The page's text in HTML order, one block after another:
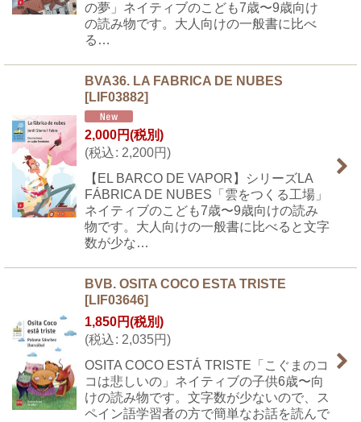
の夢」ネイティブのこども7歳〜9歳向け
の読み物です。大人向けの一般書に比べ
る…
BVA36. LA FABRICA DE NUBES
[LIF03882]
2,000円(税別)
(税込: 2,200円)
【EL BARCO DE VAPOR】シリーズLA
FÁBRICA DE NUBES「雲をつくる工場」
ネイティブのこども7歳〜9歳向けの読み
物です。大人向けの一般書に比べると文字
数が少な…
BVB. OSITA COCO ESTA TRISTE
[LIF03646]
1,850円(税別)
(税込: 2,035円)
OSITA COCO ESTÁ TRISTE「こぐまのコ
コは悲しいの」ネイティブの子供6歳〜向
けの読み物です。文字数が少ないので、ス
ペイン語学習者の方で簡単なお話を読んで